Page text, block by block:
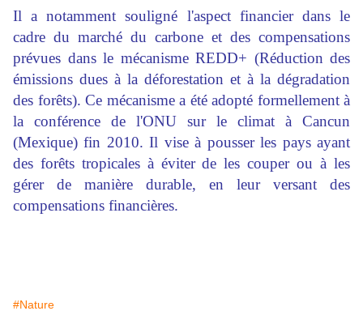
Il a notamment souligné l'aspect financier dans le
cadre du marché du carbone et des compensations
prévues dans le mécanisme REDD+ (Réduction des
émissions dues à la déforestation et à la dégradation
des forêts). Ce mécanisme a été adopté formellement à
la conférence de l'ONU sur le climat à Cancun
(Mexique) fin 2010. Il vise à pousser les pays ayant
des forêts tropicales à éviter de les couper ou à les
gérer de manière durable, en leur versant des
compensations financières.
#Nature